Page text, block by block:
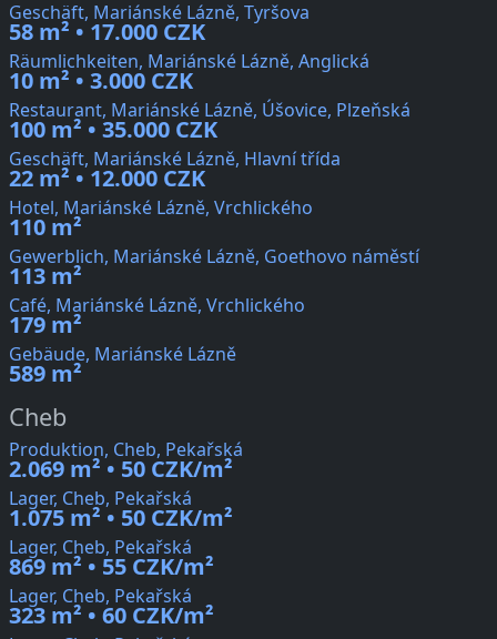
Geschäft, Mariánské Lázně, Tyršova
58 m² • 17.000 CZK
Räumlichkeiten, Mariánské Lázně, Anglická
10 m² • 3.000 CZK
Restaurant, Mariánské Lázně, Úšovice, Plzeňská
100 m² • 35.000 CZK
Geschäft, Mariánské Lázně, Hlavní třída
22 m² • 12.000 CZK
Hotel, Mariánské Lázně, Vrchlického
110 m²
Gewerblich, Mariánské Lázně, Goethovo náměstí
113 m²
Café, Mariánské Lázně, Vrchlického
179 m²
Gebäude, Mariánské Lázně
589 m²
Cheb
Produktion, Cheb, Pekařská
2.069 m² • 50 CZK/m²
Lager, Cheb, Pekařská
1.075 m² • 50 CZK/m²
Lager, Cheb, Pekařská
869 m² • 55 CZK/m²
Lager, Cheb, Pekařská
323 m² • 60 CZK/m²